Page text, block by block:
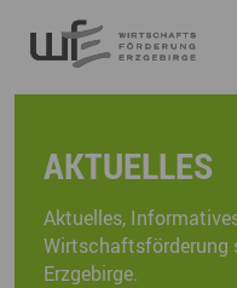
AKTUELLES
Aktuelles,
Wirtschaftsförderung
Erzgebirge.